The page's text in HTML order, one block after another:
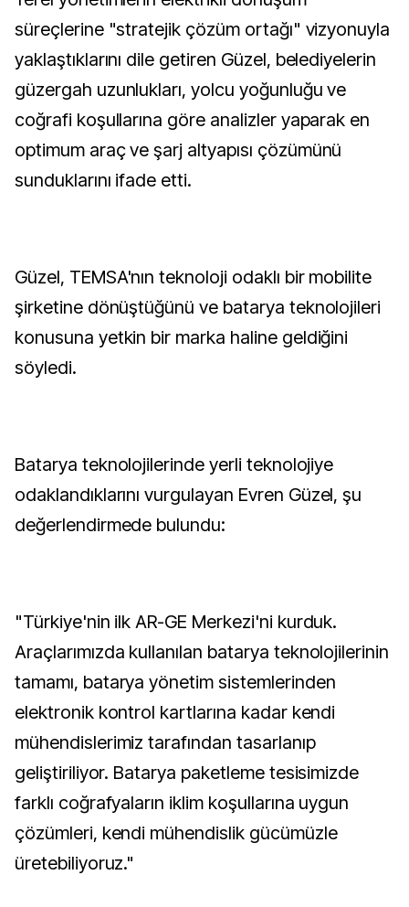
süreçlerine "stratejik çözüm ortağı" vizyonuyla
yaklaştıklarını dile getiren Güzel, belediyelerin
güzergah uzunlukları, yolcu yoğunluğu ve
coğrafi koşullarına göre analizler yaparak en
optimum araç ve şarj altyapısı çözümünü
sunduklarını ifade etti.
Güzel, TEMSA'nın teknoloji odaklı bir mobilite
şirketine dönüştüğünü ve batarya teknolojileri
konusuna yetkin bir marka haline geldiğini
söyledi.
Batarya teknolojilerinde yerli teknolojiye
odaklandıklarını vurgulayan Evren Güzel, şu
değerlendirmede bulundu:
"Türkiye'nin ilk AR-GE Merkezi'ni kurduk.
Araçlarımızda kullanılan batarya teknolojilerinin
tamamı, batarya yönetim sistemlerinden
elektronik kontrol kartlarına kadar kendi
mühendislerimiz tarafından tasarlanıp
geliştiriliyor. Batarya paketleme tesisimizde
farklı coğrafyaların iklim koşullarına uygun
çözümleri, kendi mühendislik gücümüzle
üretebiliyoruz."